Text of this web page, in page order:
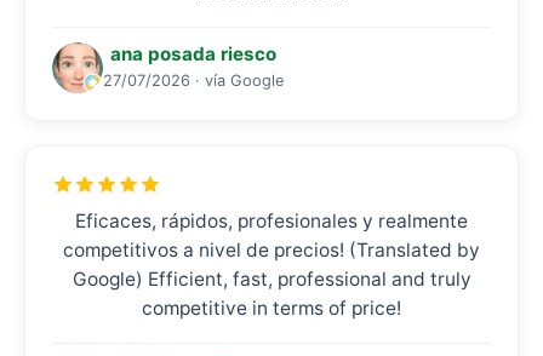
ana posada riesco
27/07/2026 · vía Google
Eficaces, rápidos, profesionales y realmente
competitivos a nivel de precios! (Translated by
Google) Efficient, fast, professional and truly
competitive in terms of price!